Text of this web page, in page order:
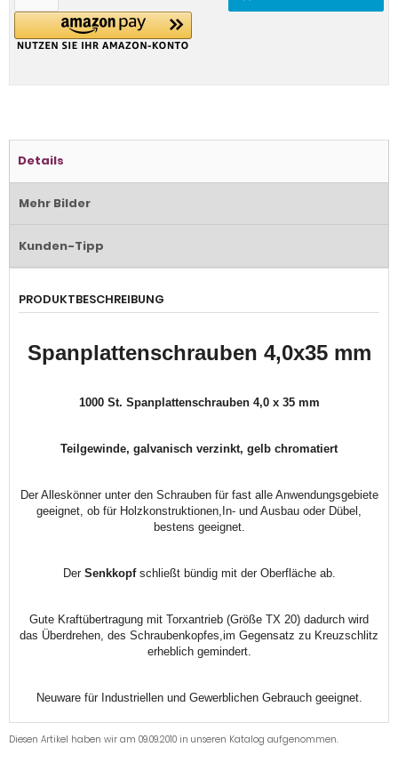
Details
Mehr Bilder
Kunden-Tipp
PRODUKTBESCHREIBUNG
Spanplattenschrauben 4,0x35 mm
1000 St. Spanplattenschrauben 4,0 x 35 mm
Teilgewinde, galvanisch verzinkt, gelb chromatiert
Der Alleskönner unter den Schrauben für fast alle Anwendungsgebiete
geeignet, ob für Holzkonstruktionen,In- und Ausbau oder Dübel,
bestens geeignet.
Der Senkkopfschließt bündig mit der Oberfläche ab.
Gute Kraftübertragung mit Torxantrieb (Größe TX 20) dadurch wird
das Überdrehen, des Schraubenkopfes,im Gegensatz zu Kreuzschlitz
erheblich gemindert.
Neuware für Industriellen und Gewerblichen Gebrauch geeignet.
Diesen Artikel haben wir am 09.09.2010 in unseren Katalog aufgenommen.